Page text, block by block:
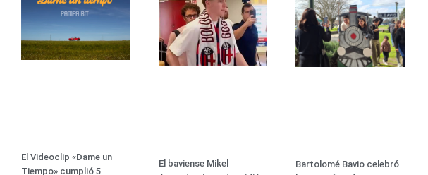
El Videoclip «Dame un
Tiempo» cumplió 5
El baviense Mikel
Bartolomé Bavio celebró